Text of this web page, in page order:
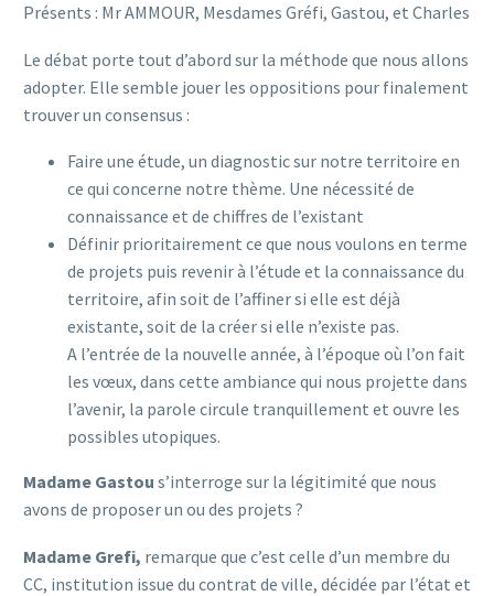
Présents : Mr AMMOUR, Mesdames Gréfi, Gastou, et Charles
Le débat porte tout d’abord sur la méthode que nous allons
adopter. Elle semble jouer les oppositions pour finalement
trouver un consensus :
Faire une étude, un diagnostic sur notre territoire en
ce qui concerne notre thème. Une nécessité de
connaissance et de chiffres de l’existant
Définir prioritairement ce que nous voulons en terme
de projets puis revenir à l’étude et la connaissance du
territoire, afin soit de l’affiner si elle est déjà
existante, soit de la créer si elle n’existe pas.
A l’entrée de la nouvelle année, à l’époque où l’on fait
les vœux, dans cette ambiance qui nous projette dans
l’avenir, la parole circule tranquillement et ouvre les
possibles utopiques.
Madame Gastou s’interroge sur la légitimité que nous
avons de proposer un ou des projets ?
Madame Grefi, remarque que c’est celle d’un membre du
CC, institution issue du contrat de ville, décidée par l’état et